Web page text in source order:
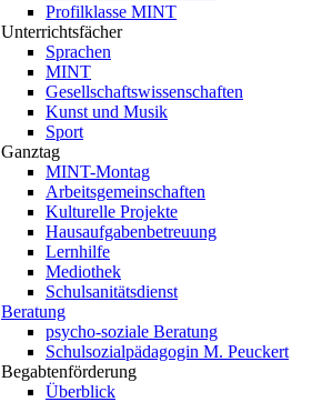
Profilklasse MINT
Unterrichtsfächer
Sprachen
MINT
Gesellschaftswissenschaften
Kunst und Musik
Sport
Ganztag
MINT-Montag
Arbeitsgemeinschaften
Kulturelle Projekte
Hausaufgabenbetreuung
Lernhilfe
Mediothek
Schulsanitätsdienst
Beratung
psycho-soziale Beratung
Schulsozialpädagogin M. Peuckert
Begabtenförderung
Überblick